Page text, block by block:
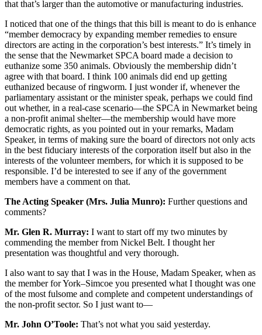
that that’s larger than the automotive or manufacturing industries.
I noticed that one of the things that this bill is meant to do is enhance
“member democracy by expanding member remedies to ensure
directors are acting in the corporation’s best interests.” It’s timely in
the sense that the Newmarket SPCA board made a decision to
euthanize some 350 animals. Obviously the membership didn’t
agree with that board. I think 100 animals did end up getting
euthanized because of ringworm. I just wonder if, whenever the
parliamentary assistant or the minister speak, perhaps we could find
out whether, in a real-case scenario—the SPCA in Newmarket being
a non-profit animal shelter—the membership would have more
democratic rights, as you pointed out in your remarks, Madam
Speaker, in terms of making sure the board of directors not only acts
in the best fiduciary interests of the corporation itself but also in the
interests of the volunteer members, for which it is supposed to be
responsible. I’d be interested to see if any of the government
members have a comment on that.
The Acting Speaker (Mrs. Julia Munro): Further questions and
comments?
Mr. Glen R. Murray: I want to start off my two minutes by
commending the member from Nickel Belt. I thought her
presentation was thoughtful and very thorough.
I also want to say that I was in the House, Madam Speaker, when as
the member for York–Simcoe you presented what I thought was one
of the most fulsome and complete and competent understandings of
the non-profit sector. So I just want to—
Mr. John O’Toole: That’s not what you said yesterday.